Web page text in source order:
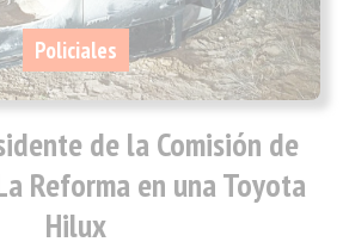
de la Comisión de
Reforma en una Toyota
Hilux
Policiales